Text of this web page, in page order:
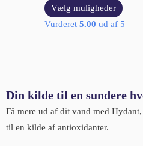
Vælg muligheder
Vurderet 5.00 ud af 5
Din kilde til en sundere
Få mere ud af dit vand med
til en kilde af antioxidanter.